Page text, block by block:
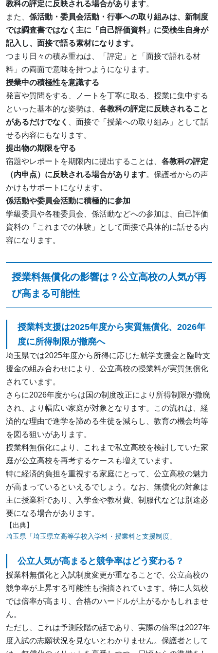
教科の評定に反映される場合があります。
また、 係活動・委員会活動・行事への取り組みは、新制度
では調査書ではなく主に「自己評価資料」に受検生自身が
記入し、面接で語る素材になります。
つまり日々の積み重ねは、「評定」と「面接で語れる材
料」の両面で意味を持つようになります。
授業中の積極性を意識する
発言や質問をする、ノートを丁寧に取る、授業に集中する
といった基本的な姿勢は、 各教科の評定に反映されること
があるだけでなく 、面接で「授業への取り組み」として話
せる内容にもなります。
提出物の期限を守る
宿題やレポートを期限内に提出することは、 各教科の評定
（内申点）に反映される場合があります。保護者からの声
かけもサポートになります。
係活動や委員会活動に積極的に参加
学級委員や各種委員会、係活動などへの参加は、自己評価
資料の「これまでの体験」として面接で具体的に話せる内
容になります。
授業料無償化の影響は？公立高校の人気が再
び高まる可能性
授業料支援は2025年度から実質無償化、2026年
度に所得制限が撤廃へ
埼玉県では2025年度から所得に応じた就学支援金と臨時支
援金の組み合わせにより、公立高校の授業料が実質無償化
されています。
さらに2026年度からは国の制度改正により所得制限が撤廃
され、より幅広い家庭が対象となります。この流れは、経
済的な理由で進学を諦める生徒を減らし、教育の機会均等
を図る狙いがあります。
授業料無償化により、これまで私立高校を検討していた家
庭が公立高校を再考するケースも増えています。
特に経済的負担を重視する家庭にとって、公立高校の魅力
が高まっているといえるでしょう。なお、無償化の対象は
主に授業料であり、入学金や教材費、制服代などは別途必
要になる場合があります。
【出典】
埼玉県「埼玉県立高等学校入学料・授業料と支援制度」
公立人気が高まると競争率はどう変わる？
授業料無償化と入試制度変更が重なることで、公立高校の
競争率が上昇する可能性も指摘されています。特に人気校
では倍率が高まり、合格のハードルが上がるかもしれませ
ん。
ただし、これは予測段階の話であり、実際の倍率は2027年
度入試の志願状況を見ないとわかりません。保護者として